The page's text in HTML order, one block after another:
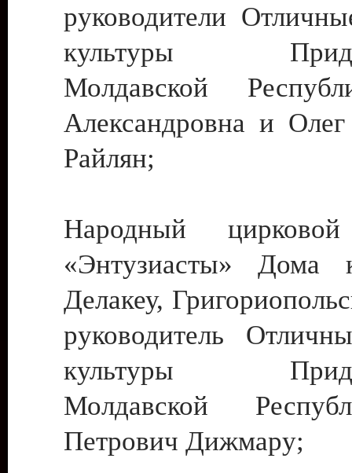
руководители
культуры
Молдавской
Александровна и
Райлян;
Народный цирковой
«Энтузиасты» Дома
Делакеу,
руководитель
культуры
Молдавской
Петрович Дижмару;